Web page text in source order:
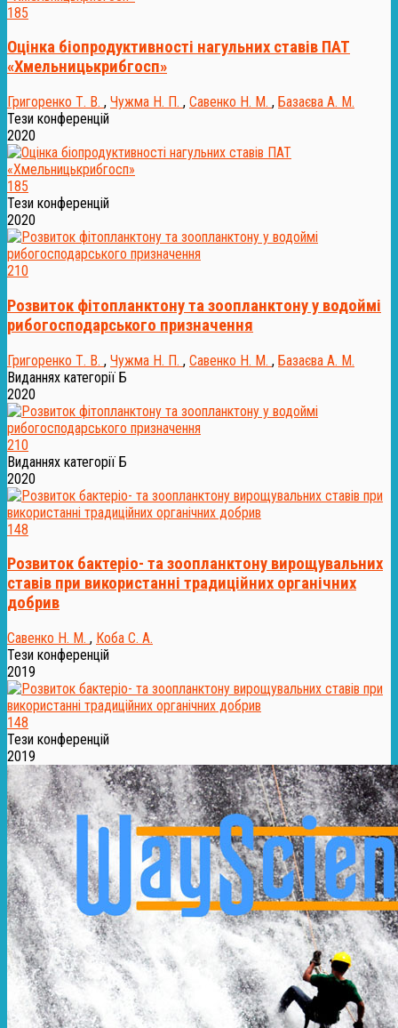
185
Оцінка біопродуктивності нагульних ставів ПАТ
«Хмельницькрибгосп»
Григоренко Т. В. , Чужма Н. П. , Савенко Н. М. , Базаєва А. М.
Тези конференцій
2020
185
Тези конференцій
2020
210
Розвиток фітопланктону та зоопланктону у водоймі
рибогосподарського призначення
Григоренко Т. В. , Чужма Н. П. , Савенко Н. М. , Базаєва А. М.
Виданнях категорії Б
2020
210
Виданнях категорії Б
2020
148
Розвиток бактеріо- та зоопланктону вирощувальних
ставів при використанні традиційних органічних
добрив
Савенко Н. М. , Коба С. А.
Тези конференцій
2019
148
Тези конференцій
2019